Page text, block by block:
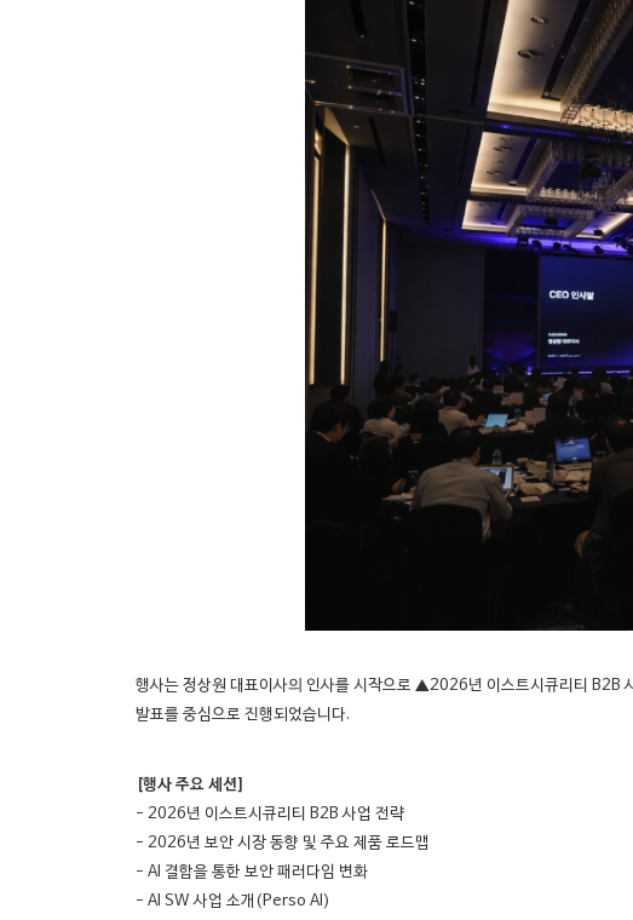
행사는 정상원 대표이사의 인사를 시작으로 ▲2026년 이스트시큐리티 B2B
발표를 중심으로 진행되었습니다.
[행사 주요 세션]
- 2026년 이스트시큐리티 B2B 사업 전략
- 2026년 보안 시장 동향 및 주요 제품 로드맵
- AI 결합을 통한 보안 패러다임 변화
- AI SW 사업 소개(Perso AI)